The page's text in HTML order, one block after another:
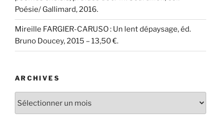
Poésie/ Gallimard, 2016.
Mireille FARGIER-CARUSO : Un lent dépaysage, éd.
Bruno Doucey, 2015 – 13,50 €.
ARCHIVES